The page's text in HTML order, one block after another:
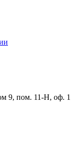
9, пом. 11-Н, оф. 1